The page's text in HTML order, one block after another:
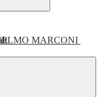
MARCONI